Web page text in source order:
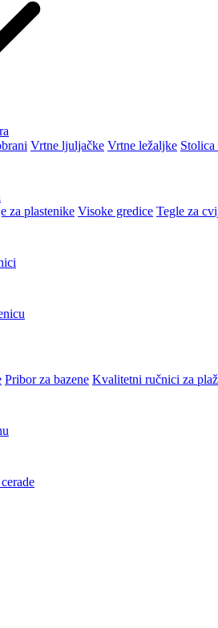
Vrtne ljuljačke Vrtne ležaljke
za plastenike Visoke gredice Tegle za
Pribor za bazene Kvalitetni ručnici za